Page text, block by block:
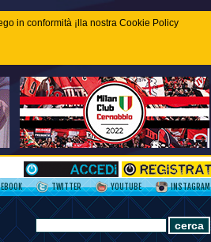
in conformità ¡lla nostra Cookie Policy
TWITTER YOUTUBE INSTAGRAM